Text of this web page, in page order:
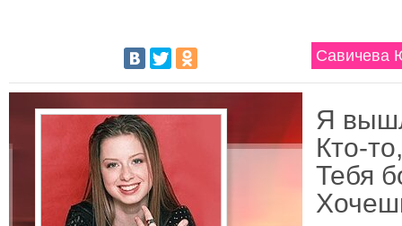
Савичева
Я
Кто-
Тебя